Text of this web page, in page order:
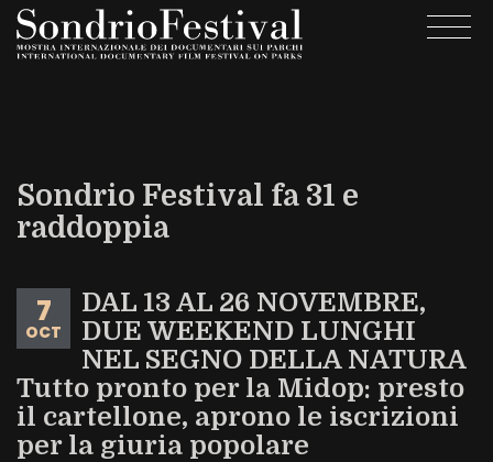
Skip
to
Sondrio Festival fa 31 e
raddoppia
7
OCT
DAL 13 AL 26 NOVEMBRE,
DUE WEEKEND LUNGHI
NEL SEGNO DELLA NATURA
Tutto pronto per la Midop: presto
il cartellone, aprono le iscrizioni
per la giuria popolare